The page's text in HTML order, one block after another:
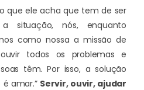
que ele acha que tem de ser
situação, nós, enquanto
como nossa a missão de
todos os problemas e
têm. Por isso, a solução
amar.” Servir, ouvir, ajudar